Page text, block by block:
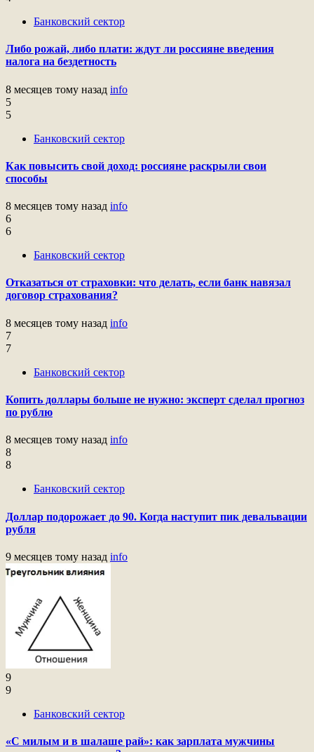
Банковский сектор
Либо рожай, либо плати: ждут ли россияне введения
налога на бездетность
8 месяцев тому назад info
5
5
Банковский сектор
Как повысить свой доход: россияне раскрыли свои
способы
8 месяцев тому назад info
6
6
Банковский сектор
Отказаться от страховки: что делать, если банк навязал
договор страхования?
8 месяцев тому назад info
7
7
Банковский сектор
Копить доллары больше не нужно: эксперт сделал прогноз
по рублю
8 месяцев тому назад info
8
8
Банковский сектор
Доллар подорожает до 90. Когда наступит пик девальвации
рубля
9 месяцев тому назад info
9
9
Банковский сектор
«С милым и в шалаше рай»: как зарплата мужчины